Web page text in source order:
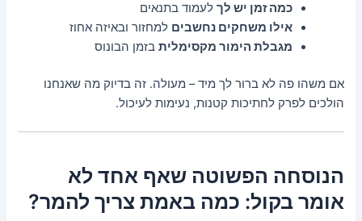
כמה זמן יש לך לעמוד בתנאים
אילו משחקים נחשבים למחזור ובאיזה אחוז
מגבלת הימור מקסימלית בזמן הבונוס
אם משהו פה לא ברור לך מיד – מעולה. זה בדיוק מה שאנחנו
הולכים לפרק לחתיכות קטנות, נעימות לעיכול.
הנוסחה הפשוטה שאף אחד לא
אומר בקול: כמה באמת צריך להמר?